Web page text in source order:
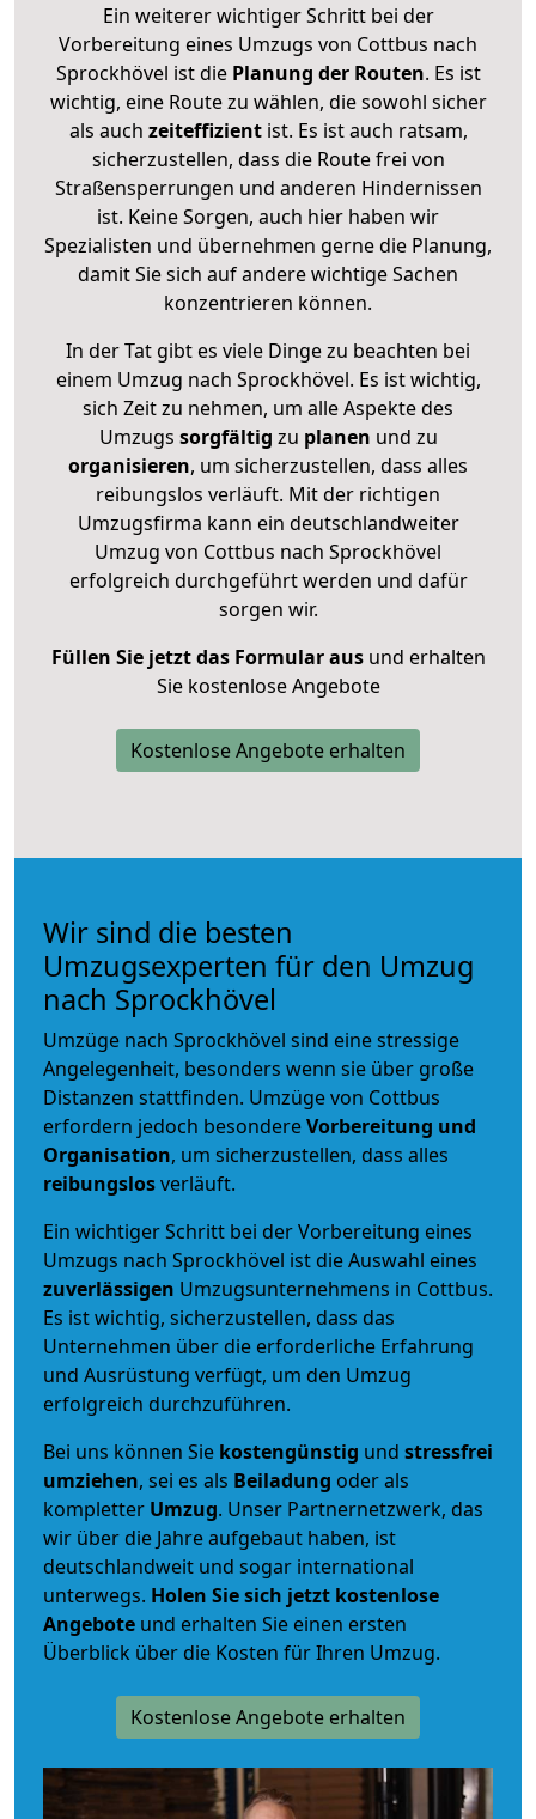
Ein weiterer wichtiger Schritt bei der
Vorbereitung eines Umzugs von Cottbus nach
Sprockhövel ist diePlanung der Routen. Es ist
wichtig, eine Route zu wählen, die sowohl sicher
als auch zeiteffizientist. Es ist auch ratsam,
sicherzustellen, dass die Route frei von
Straßensperrungen und anderen Hindernissen
ist. Keine Sorgen, auch hier haben wir
Spezialisten und übernehmen gerne die Planung,
damit Sie sich auf andere wichtige Sachen
konzentrieren können.
In der Tat gibt es viele Dinge zu beachten bei
einem Umzug nach Sprockhövel. Es ist wichtig,
sich Zeit zu nehmen, um alle Aspekte des
Umzugs sorgfältig zu planen und zu
organisieren, um sicherzustellen, dass alles
reibungslos verläuft. Mit der richtigen
Umzugsfirma kann ein deutschlandweiter
Umzug von Cottbus nach Sprockhövel
erfolgreich durchgeführt werden und dafür
sorgen wir.
Füllen Sie jetzt das Formular ausund erhalten
Sie kostenlose Angebote
Kostenlose Angebote erhalten
Wir sind die besten
Umzugsexperten für den Umzug
nach Sprockhövel
Umzüge nach Sprockhövel sind eine stressige
Angelegenheit, besonders wenn sie über große
Distanzen stattfinden. Umzüge von Cottbus
erfordern jedoch besondereVorbereitung und
Organisation, um sicherzustellen, dass alles
reibungslosverläuft.
Ein wichtiger Schritt bei der Vorbereitung eines
Umzugs nach Sprockhövel ist die Auswahl eines
zuverlässigen Umzugsunternehmens in Cottbus.
Es ist wichtig, sicherzustellen, dass das
Unternehmen über die erforderliche Erfahrung
und Ausrüstung verfügt, um den Umzug
erfolgreich durchzuführen.
Bei uns können Sie kostengünstig und stressfrei
umziehen, sei es als Beiladung oder als
kompletter Umzug. Unser Partnernetzwerk, das
wir über die Jahre aufgebaut haben, ist
deutschlandweit und sogar international
unterwegs. Holen Sie sich jetzt kostenlose
Angebote und erhalten Sie einen ersten
Überblick über die Kosten für Ihren Umzug.
Kostenlose Angebote erhalten